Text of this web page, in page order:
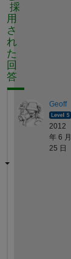
採
用
さ
れ
た
回
答
Geoff
2012
年 6 月
25 日